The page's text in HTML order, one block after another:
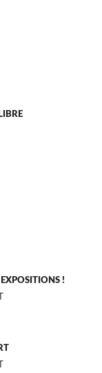
EXPOSITIONS !